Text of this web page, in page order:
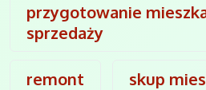
przygotowanie
sprzedaży
remont skup